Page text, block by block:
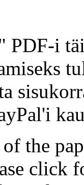
PDF-i
the
click